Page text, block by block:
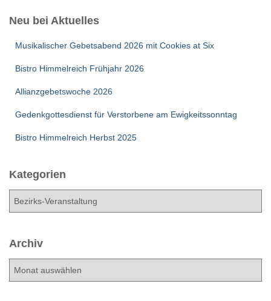
Neu bei Aktuelles
Musikalischer Gebetsabend 2026 mit Cookies at Six
Bistro Himmelreich Frühjahr 2026
Allianzgebetswoche 2026
Gedenkgottesdienst für Verstorbene am Ewigkeitssonntag
Bistro Himmelreich Herbst 2025
Kategorien
g
o
Archiv